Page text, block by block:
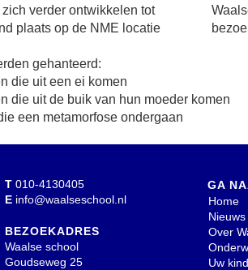
verder ontwikkelen tot
plaats op de NME locatie
maar vooral leerzaam
gehanteerd:
die uit een ei komen
die uit de buik van hun moeder komen
een metamorfose ondergaan
T 010-4130405
E info@waalseschool.nl
BEZOEKADRES
Waalse school
Goudseweg 25
GA
Home
Nieuws
Over
Uw